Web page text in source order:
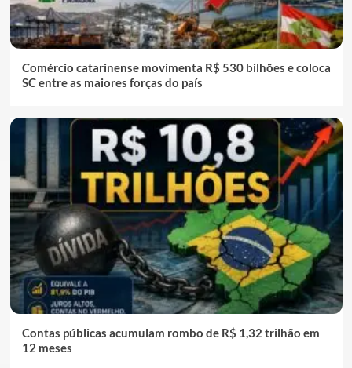
Comércio catarinense movimenta R$ 530 bilhões e coloca
SC entre as maiores forças do país
Contas públicas acumulam rombo de R$ 1,32 trilhão em
12 meses